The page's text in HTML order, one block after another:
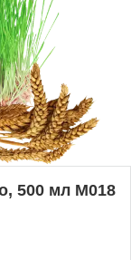
500 мл М018